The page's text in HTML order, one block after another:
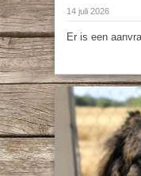
14 juli 2026
Er is een